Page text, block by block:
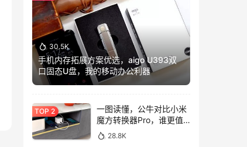
30.5K
手机内存拓展方案优选，aigo U393双
口固态U盘，我的移动办公利器
一图读懂，公牛对比小米
魔方转换器Pro，谁更值
得入手？
28.8K